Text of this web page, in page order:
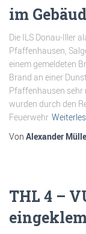
im
Die ILS Donau-Iller
Pfaffenhausen,
einem gemeldeten
Brand an einer
Pfaffenhausen sehr
wurden durch den
Feuerwehr
Von Alexander
THL 4 –